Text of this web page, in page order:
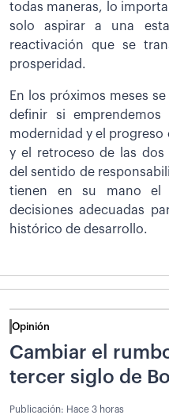
todas maneras, lo
solo aspirar a una
reactivación que se
prosperidad.
En los próximos meses
definir si
modernidad y el
y el retroceso de las dos
del sentido de
tienen en su mano el
decisiones adecuadas
histórico de desarrollo.
Opinión
Cambiar el
tercer siglo de
Publicación: Hace 3 horas